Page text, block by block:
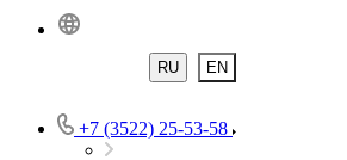
RU EN
+7 (3522) 25-53-58